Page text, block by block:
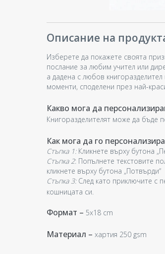
Описание на
Изберете да покажете своята
послание за любим учител или
а дадена с любов
моменти, споделени през най-
Какво мога да
Книгоразделителят може да бъде
Как мога да го
Стъпка 1:Кликнете върху бутона
Стъпка 2: Попълнете текстовите
кликнете върху бутона „Потвърди“
Стъпка 3:След като приключите с
кошницата си.
Формат – 5x18 cm
Материал – хартия 250 gsm